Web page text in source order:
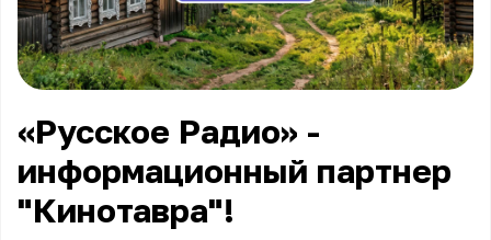
«Русское Радио» -
информационный партнер
"Кинотавра"!